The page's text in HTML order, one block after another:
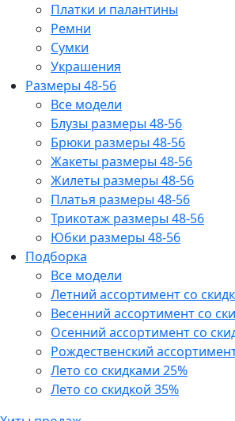
Платки и палантины
Ремни
Сумки
Украшения
Размеры 48-56
Все модели
Блузы размеры 48-56
Брюки размеры 48-56
Жакеты размеры 48-56
Жилеты размеры 48-56
Платья размеры 48-56
Трикотаж размеры 48-56
Юбки размеры 48-56
Подборка
Все модели
Летний ассортимент со
Весенний ассортимент со
Осенний ассортимент со
Рождественский
Лето со скидками 25%
Лето со скидкой 35%